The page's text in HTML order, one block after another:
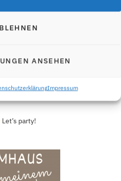
ANSEHEN
Impressum
mehr Infos über mich ;-)
hier findest du coole
Let’s party!